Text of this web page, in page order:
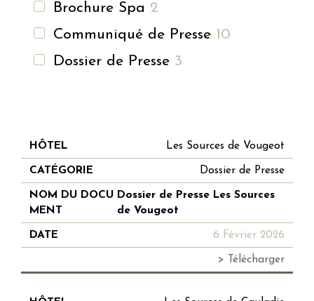
Brochure Spa 2
Communiqué de Presse 10
Dossier de Presse 3
HÔTEL CATÉGORIE
NOM DU
DOCUMENT
Les Sources de Vougeot
Dossier de Presse
Dossier de Presse Les Sources
de Vougeot
6 Février 2026
> Télécharger